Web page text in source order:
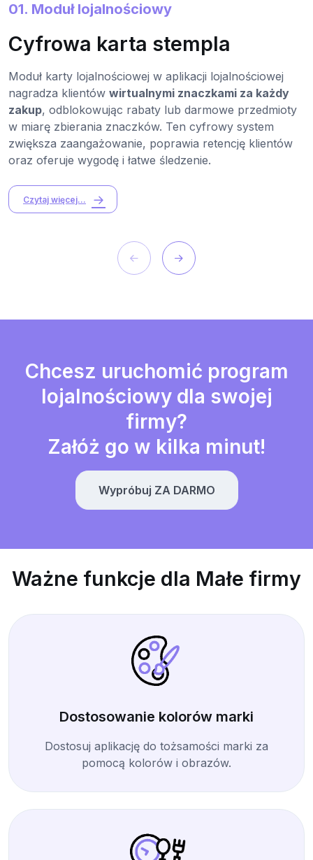
01. Moduł lojalnościowy
Cyfrowa karta stempla
Moduł karty lojalnościowej w aplikacji lojalnościowej
nagradza klientów wirtualnymi znaczkami za każdy
zakup, odblokowując rabaty lub darmowe przedmioty
w miarę zbierania znaczków. Ten cyfrowy system
zwiększa zaangażowanie, poprawia retencję klientów
oraz oferuje wygodę i łatwe śledzenie.
Czytaj więcej...
Chcesz uruchomić program
lojalnościowy dla swojej
firmy?
Załóż go w kilka minut!
Wypróbuj ZA DARMO
Ważne funkcje dla Małe firmy
Dostosowanie kolorów marki
Dostosuj aplikację do tożsamości marki za
pomocą kolorów i obrazów.